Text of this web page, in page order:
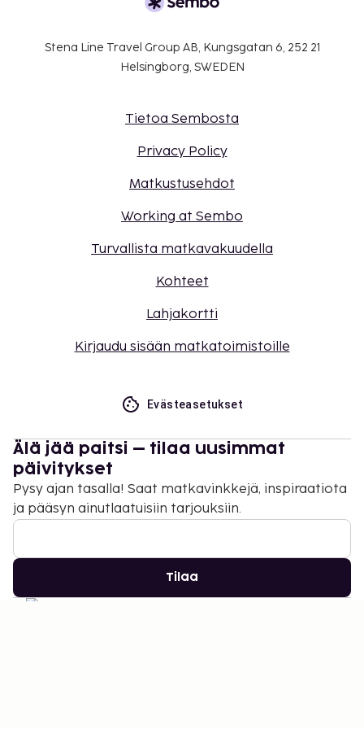
löytyy lisätietoja lisämaksuja koskevassa
Sisäänkirjautumisen yhteydessä asiakkaiden on
rokotesarjasta.
Stena Line Travel Group AB, Kungsgatan 6, 252 21
Helsingborg, SWEDEN
Tietoa Sembosta
Privacy Policy
Matkustusehdot
Working at Sembo
Turvallista matkavakuudella
Kohteet
Lahjakortti
Kirjaudu sisään matkatoimistoille
Evästeasetukset
Älä jää paitsi – tilaa uusimmat
päivitykset
Pysy ajan tasalla! Saat matkavinkkejä, inspiraatiota
ja pääsyn ainutlaatuisiin tarjouksiin.
Tilaa